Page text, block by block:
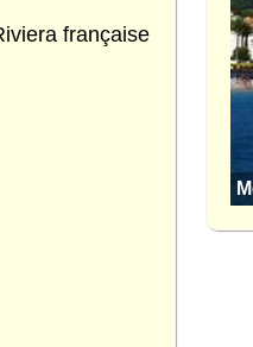
française